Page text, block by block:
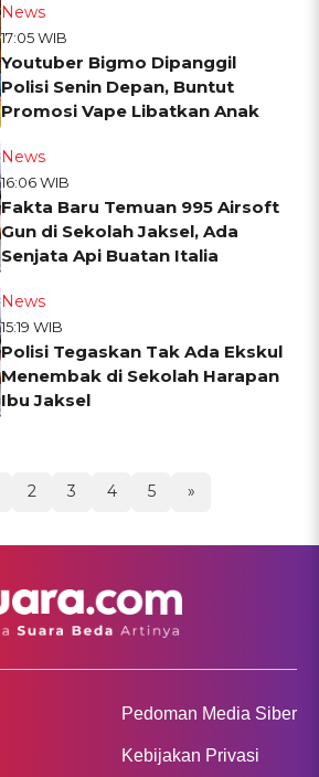
News
17:05 WIB
Youtuber Bigmo Dipanggil
Polisi Senin Depan, Buntut
Promosi Vape Libatkan Anak
News
16:06 WIB
Fakta Baru Temuan 995 Airsoft
Gun di Sekolah Jaksel, Ada
Senjata Api Buatan Italia
News
15:19 WIB
Polisi Tegaskan Tak Ada Ekskul
Menembak di Sekolah Harapan
Ibu Jaksel
2 3 4 5 »
Pedoman Media Siber
Kebijakan Privasi